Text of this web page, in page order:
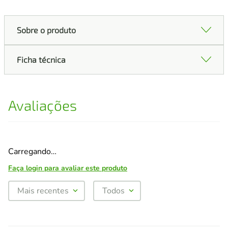
Sobre o produto
Ficha técnica
Avaliações
Carregando…
Faça login para avaliar este produto
Mais recentes Todos